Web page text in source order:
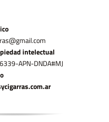
intelectual
APN-DNDA#MJ